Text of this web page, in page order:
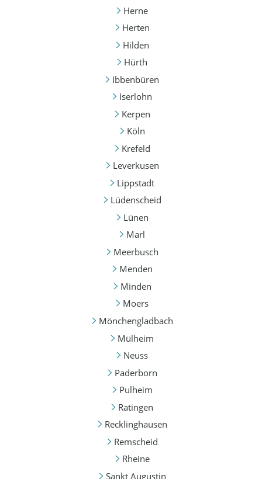
Herne
Herten
Hilden
Hürth
Ibbenbüren
Iserlohn
Kerpen
Köln
Krefeld
Leverkusen
Lippstadt
Lüdenscheid
Lünen
Marl
Meerbusch
Menden
Minden
Moers
Mönchengladbach
Mülheim
Neuss
Paderborn
Pulheim
Ratingen
Recklinghausen
Remscheid
Rheine
Sankt Augustin